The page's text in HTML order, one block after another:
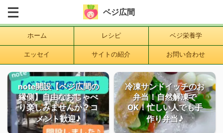
ベジ広間
ホーム レシピ ベジ栄養学
エッセイ サイトの紹介 お問い合わせ
note開設【ベジ広間の
縁側】自由なおしゃべ
り楽しみませんか？コ
メント歓迎♪
冷凍サンドイッチのお
弁当！自然解凍で
OK！忙しい人でも手
作り弁当♪